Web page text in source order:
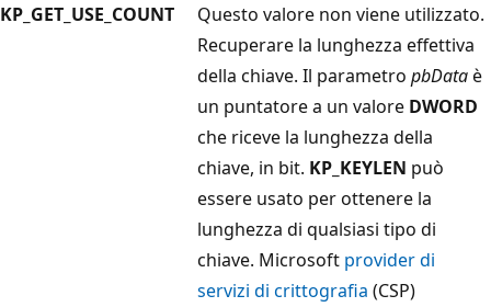
KP_GET_USE_COUNT
Questo valore non viene utilizzato.
Recuperare la lunghezza effettiva
della chiave. Il parametro pbDataè
un puntatore a un valore DWORD
che riceve la lunghezza della
chiave, in bit. KP_KEYLEN può
essere usato per ottenere la
lunghezza di qualsiasi tipo di
chiave. Microsoft provider di
servizi di crittografia (CSP)